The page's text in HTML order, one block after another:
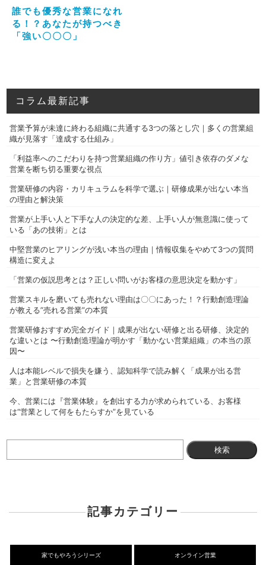
誰でも優秀な営業になれ
る！？あなたが持つべき
「強い〇〇〇」
コラム最新記事
営業予算が未達に終わる組織に共通する3つの落とし穴｜多くの営業組
織が見落す「達成する仕組み」
「利益率へのこだわりを持つ営業組織の作り方」値引き依存のダメな
営業を断ち切る重要な視点
営業研修の内容・カリキュラムを科学で選ぶ｜研修成果が出ない本当
の理由と解決策
営業が上手い人と下手な人の決定的な差、上手い人が無意識に使って
いる「あの技術」とは
中堅営業のヒアリングが浅い本当の理由｜情報収集をやめて3つの質問
構造に変えよ
「営業の仮説思考とは？正しい問いがお客様の意思決定を動かす」
営業スキルを磨いても売れない理由は〇〇にあった！？行動創造理論
が教える”売れる営業”の本質
営業研修おすすめ完全ガイド｜成果が出ない研修と出る研修、決定的
な違いとは 〜行動創造理論が明かす「動かない営業組織」の本当の原
因〜
人は本能レベルで損失を嫌う、認知科学で読み解く「成果が出る営
業」と営業研修の本質
今、営業には『営業体験』を創出する力が求められている、お客様
は“営業として何をもたらすか”を見ている
索:
記事カテゴリー
家でもやろうシリーズ オンライン営業